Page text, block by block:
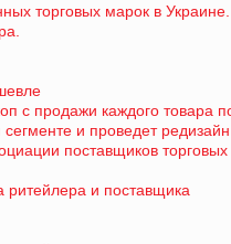
торговых марок в Украине.
с продажи каждого товара
и проведет
поставщиков торговых
ритейлера и поставщика